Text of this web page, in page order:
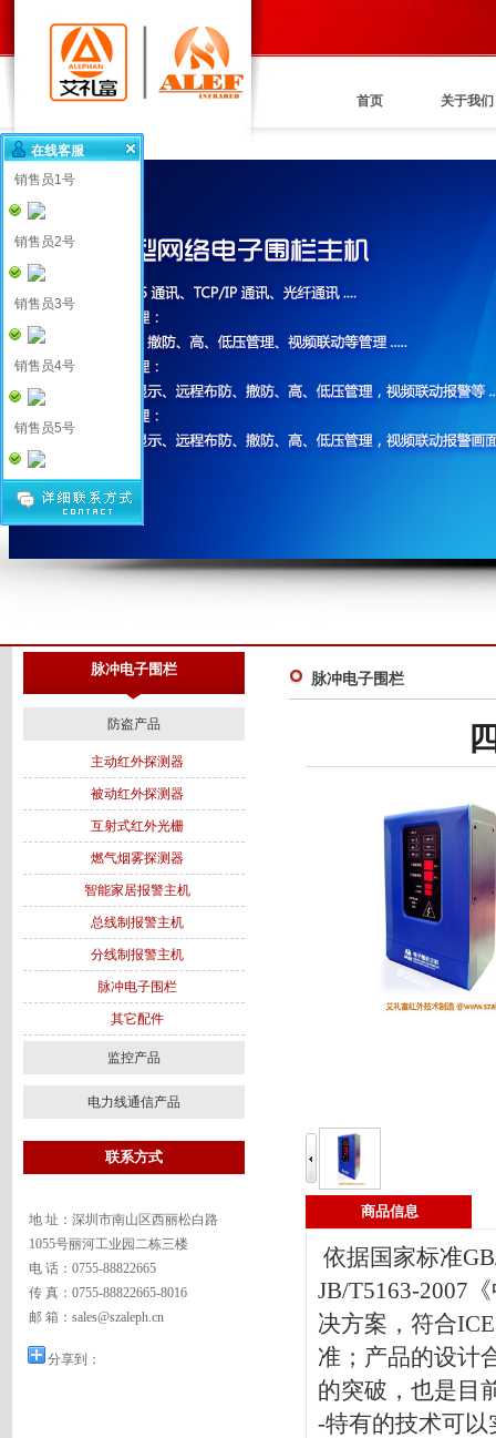
首页 关于我们
脉冲电子围栏
防盗产品
主动红外探测器
被动红外探测器
互射式红外光栅
燃气烟雾探测器
智能家居报警主机
总线制报警主机
分线制报警主机
脉冲电子围栏
其它配件
监控产品
电力线通信产品
联系方式
地 址：深圳市南山区西丽松白路
1055号丽河工业园二栋三楼
电 话：0755-88822665
传 真：0755-88822665-8016
邮 箱：sales@szaleph.cn
分享到：
脉冲电子围栏
商品信息
依据国家标准
JB/T5163-2007
决方案，符合
准；产品的设计
的突破，也是目
-特有的技术可
在线客服
销售员1号
销售员2号
销售员3号
销售员4号
销售员5号